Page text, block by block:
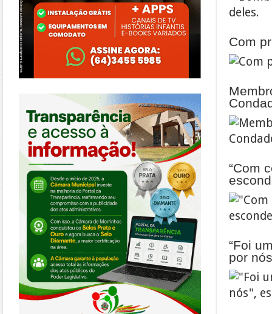
Com
“Com
“Foi
por
https://morrinhos.go.leg.br/